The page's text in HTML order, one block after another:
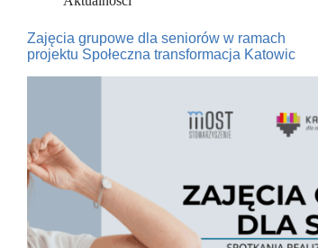
Zajęcia grupowe dla seniorów w ramach
projektu Społeczna transformacja Katowic